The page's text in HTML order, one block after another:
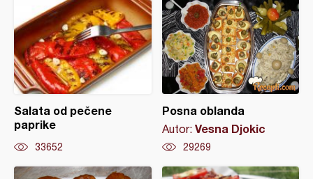
Salata od pečene
paprike
33652
Posna oblanda
Autor: Vesna Djokic
29269